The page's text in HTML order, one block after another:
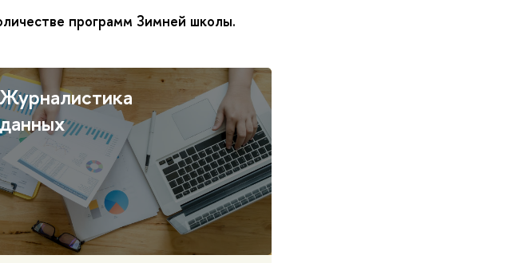
программ Зимней школы.
Журналистика
данных